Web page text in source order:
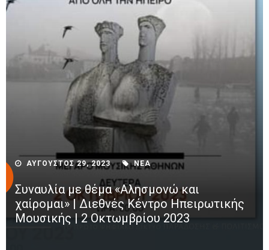
ΑΥΓΟΥΣΤΟΣ 29, 2023 ΝΕΑ
Συναυλία με θέμα «Αλησμονώ και
χαίρομαι» | Διεθνές Κέντρο Ηπειρωτικής
Μουσικής | 2 Οκτωμβρίου 2023